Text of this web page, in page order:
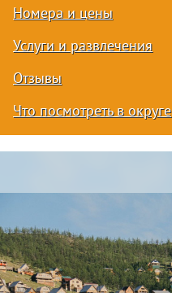
Номера и цены
Услуги и развлечения
Отзывы
Что посмотреть в округе